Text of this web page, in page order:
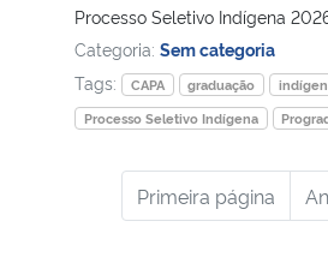
Processo Seletivo Indígena
Categoria: Sem categoria
Tags:
CAPA graduação
Processo Seletivo Indígena
Primeira página